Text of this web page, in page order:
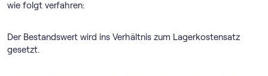
wie folgt verfahren:
Der Bestandswert wird ins Verhältnis zum Lagerkostensatz
gesetzt.